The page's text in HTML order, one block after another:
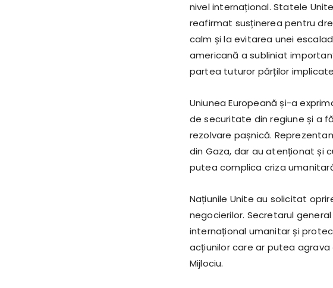
nivel internațional. Statele
reafirmat susținerea pentru
calm și la evitarea unei
americană a subliniat
partea tuturor părților
Uniunea Europeană și-a
de securitate din regiune și a
rezolvare pașnică.
din Gaza, dar au atenționat și
putea complica criza
Națiunile Unite au solicitat
negocierilor. Secretarul
internațional umanitar și
acțiunilor care ar putea
Mijlociu.